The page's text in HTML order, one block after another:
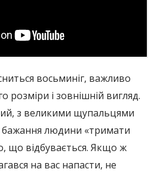
восьминіг, важливо
розміри і зовнішній вигляд.
з великими щупальцями
бажання людини «тримати
що відбувається. Якщо ж
на вас напасти, не